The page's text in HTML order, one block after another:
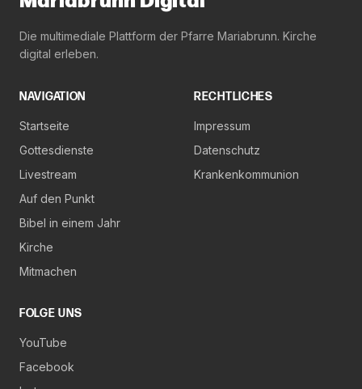
Die multimediale Plattform der Pfarre Mariabrunn. Kirche
digital erleben.
NAVIGATION
Startseite
Gottesdienste
Livestream
Auf den Punkt
Bibel in einem Jahr
Kirche
Mitmachen
RECHTLICHES
Impressum
Datenschutz
Krankenkommunion
FOLGE UNS
YouTube
Facebook